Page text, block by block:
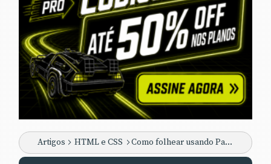
Artigos HTML e CSS Como folhear usando Page Flip no HTML 5